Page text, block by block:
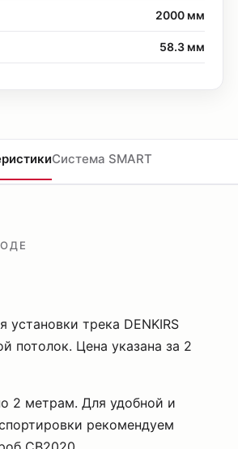
2000 мм
58.3 мм
Система SMART
установки трека DENKIRS
потолок. Цена указана за 2
2 метрам. Для удобной и
рекомендуем